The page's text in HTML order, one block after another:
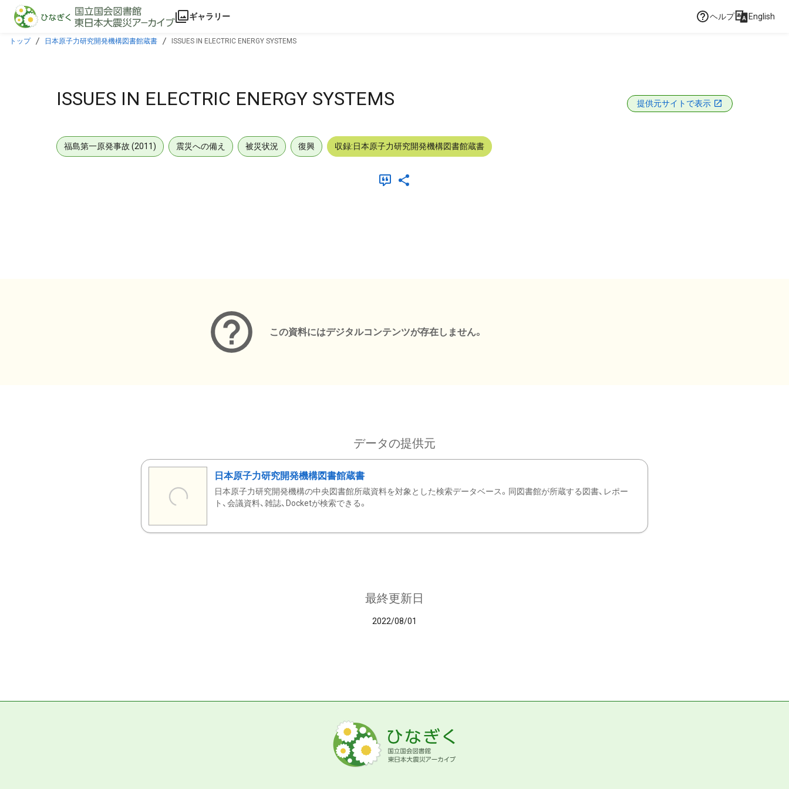
本文に飛ぶ
ギャラリー ヘルプ English
トップ 日本原子力研究開発機構図書館蔵書 ISSUES IN ELECTRIC ENERGY SYSTEMS
ISSUES IN ELECTRIC ENERGY SYSTEMS 提供元サイトで表示
福島第一原発事故 (2011) 震災への備え 被災状況 復興 収録:日本原子力研究開発機構図書館蔵書
この資料にはデジタルコンテンツが存在しません。
データの提供元
日本原子力研究開発機構図書館蔵書
日本原子力研究開発機構の中央図書館所蔵資料を対象とした検索データベース。同図書館が所蔵する図書、レポー
ト、会議資料、雑誌、Docketが検索できる。
最終更新日
2022/08/01